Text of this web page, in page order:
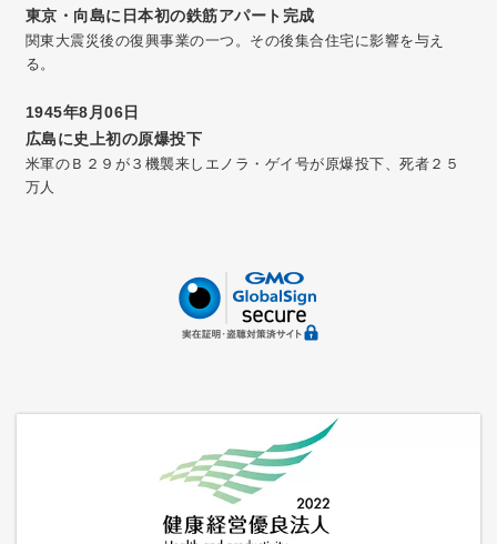
東京・向島に日本初の鉄筋アパート完成
関東大震災後の復興事業の一つ。その後集合住宅に影響を与え
る。
1945年8月06日
広島に史上初の原爆投下
米軍のＢ２９が３機襲来しエノラ・ゲイ号が原爆投下、死者２５
万人